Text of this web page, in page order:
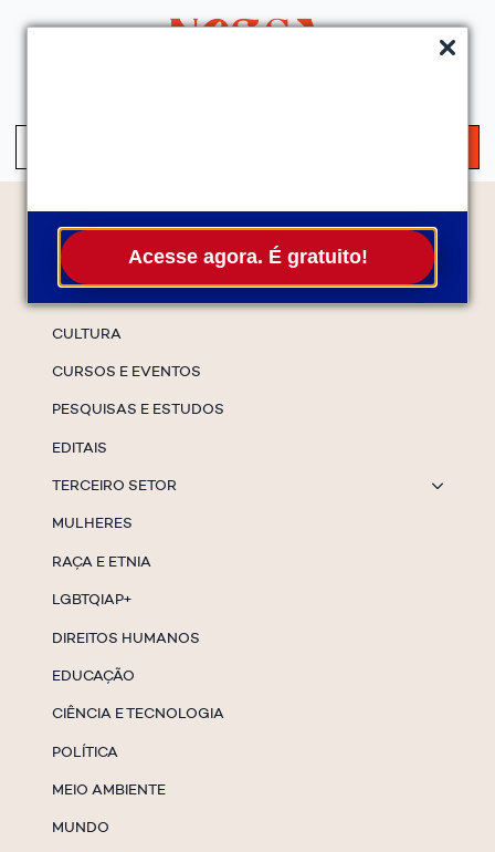
Acesse agora. É gratuito!
Temas
CULTURA
CURSOS E EVENTOS
PESQUISAS E ESTUDOS
EDITAIS
TERCEIRO SETOR
MULHERES
RAÇA E ETNIA
LGBTQIAP+
DIREITOS HUMANOS
EDUCAÇÃO
CIÊNCIA E TECNOLOGIA
POLÍTICA
MEIO AMBIENTE
MUNDO